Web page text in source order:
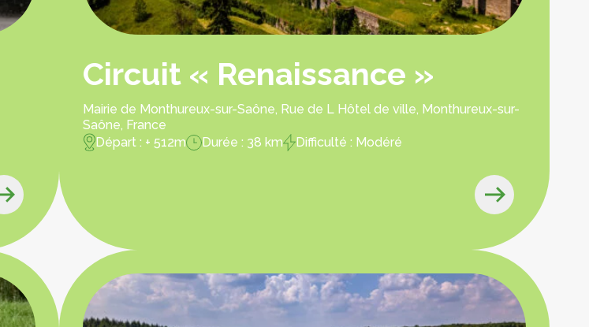
Circuit « Renaissance »
Mairie de Monthureux-sur-Saône, Rue de L Hôtel de ville, Monthureux-sur-
Saône, France
Départ : + 512m
Durée : 38 km Difficulté : Modéré